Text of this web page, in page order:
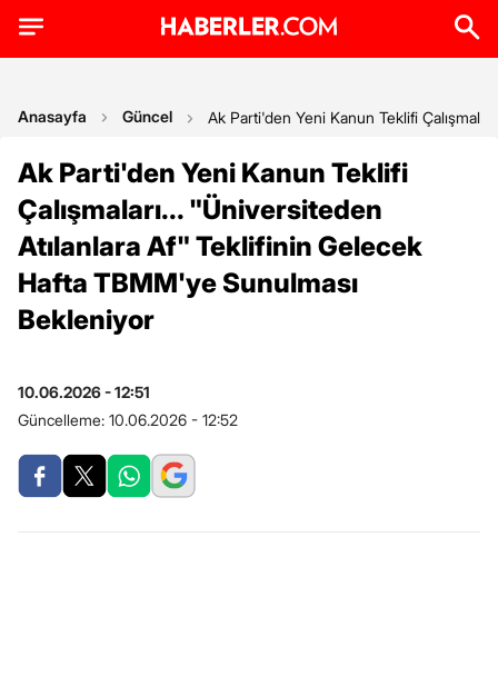
Anasayfa Güncel Ak Parti'den Yeni Kanun Teklifi
Ak Parti'den Yeni Kanun Teklifi
Çalışmaları... "Üniversiteden
Atılanlara Af" Teklifinin Gelecek
Hafta TBMM'ye Sunulması
Bekleniyor
10.06.2026 - 12:51
Güncelleme: 10.06.2026 - 12:52